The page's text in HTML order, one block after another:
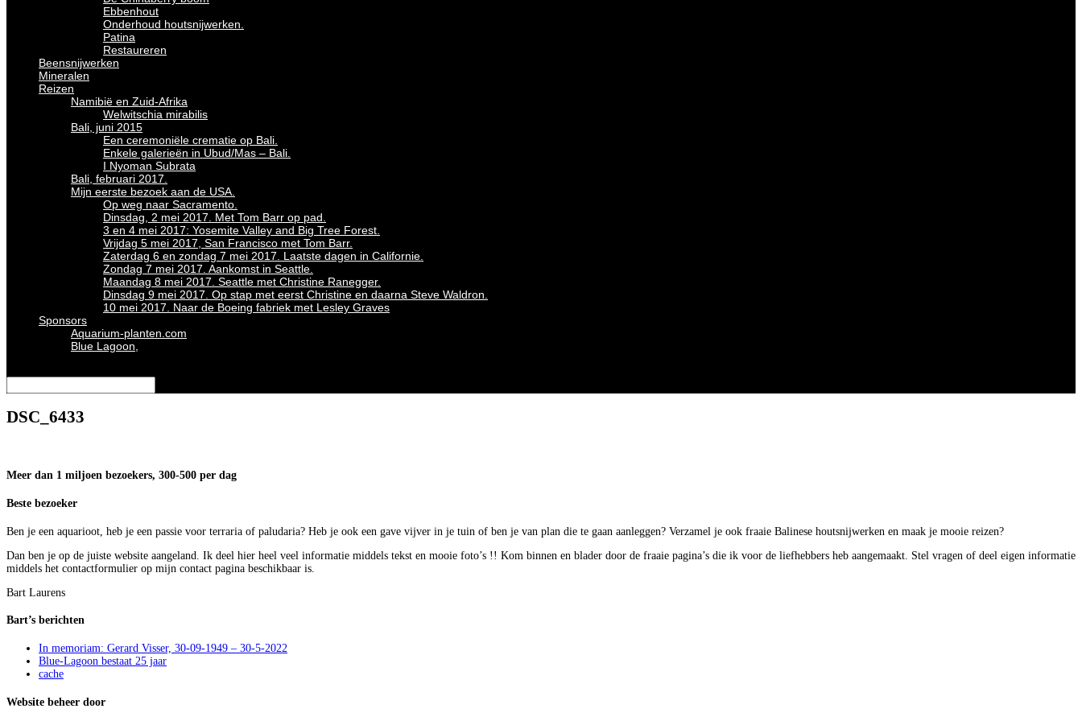
Ebbenhout
Onderhoud houtsnijwerken.
Patina
Restaureren
Beensnijwerken
Mineralen
Reizen
Namibië en Zuid-Afrika
Welwitschia mirabilis
Bali, juni 2015
Een ceremoniële crematie op Bali.
Enkele galerieën in Ubud/Mas – Bali.
I Nyoman Subrata
Bali, februari 2017.
Mijn eerste bezoek aan de USA.
Op weg naar Sacramento.
Dinsdag, 2 mei 2017. Met Tom Barr op pad.
3 en 4 mei 2017: Yosemite Valley and Big Tree Forest.
Vrijdag 5 mei 2017, San Francisco met Tom Barr.
Zaterdag 6 en zondag 7 mei 2017. Laatste dagen in Californie.
Zondag 7 mei 2017. Aankomst in Seattle.
Maandag 8 mei 2017. Seattle met Christine Ranegger.
Dinsdag 9 mei 2017. Op stap met eerst Christine en daarna Steve Waldron.
10 mei 2017. Naar de Boeing fabriek met Lesley Graves
Sponsors
Aquarium-planten.com
Blue Lagoon,
DSC_6433
Meer dan 1 miljoen bezoekers, 300-500 per dag
Beste bezoeker
Ben je een aquarioot, heb je een passie voor terraria of paludaria? Heb je ook een gave vijver in je tuin of ben je van plan die te gaan aanleggen? Verzamel je ook fraaie Balinese houtsnijwerken en maak je mooie reizen?
Dan ben je op de juiste website aangeland. Ik deel hier heel veel informatie middels tekst en mooie foto’s !! Kom binnen en blader door de fraaie pagina’s die ik voor de liefhebbers heb aangemaakt. Stel vragen of deel eigen informatie
middels het contactformulier op mijn contact pagina beschikbaar is.
Bart Laurens
Bart’s berichten
In memoriam: Gerard Visser, 30-09-1949 – 30-5-2022
Blue-Lagoon bestaat 25 jaar
cache
Website beheer door